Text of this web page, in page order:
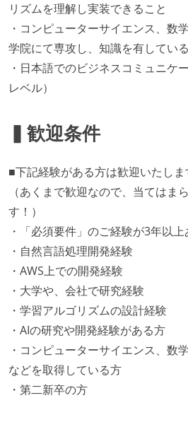
リズムを理解し実装できること
・コンピューターサイエンス、数
学院にて専攻し、知識を有してい
・日本語でのビジネスコミュニケ
レベル）
▍歓迎条件
■下記経験がある方は歓迎いたしま
（あくまで歓迎なので、当てはま
す！）
・「必須要件」のご経験が3年以
・自然言語処理開発経験
・AWS上での開発経験
・大学や、会社で研究経験
・学習アルゴリズムの設計経験
・AIの研究や開発経験がある方
・コンピューターサイエンス、数
などを取得している方
・第二新卒の方